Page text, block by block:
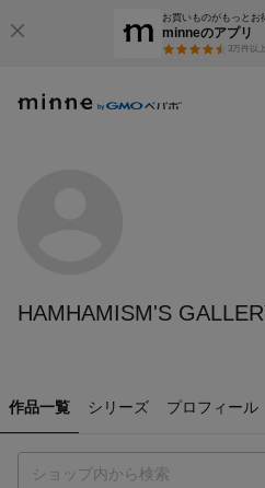
お買いものがもっとお
minneのアプリ
3万件以上
HAMHAMISM'S
作品一覧 シリーズ プロフィール